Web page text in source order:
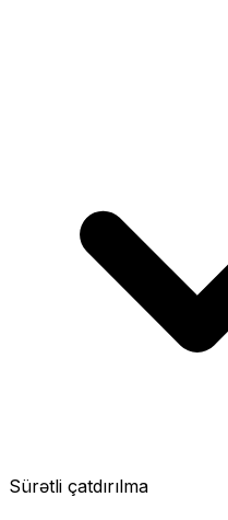
Sürətli çatdırılma